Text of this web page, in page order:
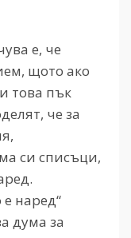
е, че
щото ако
това пък
че за
си списъци,
наред“
дума за